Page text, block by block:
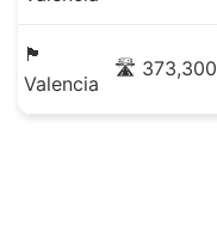
🏴
Valencia
🛣️ 373,300